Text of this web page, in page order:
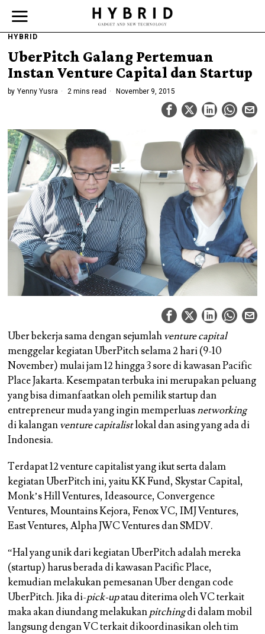
HYBRID
UberPitch Galang Pertemuan
Instan Venture Capital dan Startup
by Yenny Yusra 2 mins read November 9, 2015
Uber bekerja sama dengan sejumlahventure capital
menggelar kegiatan UberPitch selama 2 hari (9-10
November) mulai jam 12 hingga 3 sore di kawasan Pacific
Place Jakarta. Kesempatan terbuka ini merupakan peluang
yang bisa dimanfaatkan oleh pemilik startup dan
entrepreneur muda yang ingin memperluasnetworking
di kalanganventure capitalistlokal dan asing yang ada di
Indonesia.
Terdapat 12 venture capitalist yang ikut serta dalam
kegiatan UberPitch ini, yaitu KK Fund, Skystar Capital,
Monk’s Hill Ventures, Ideasource, Convergence
Ventures, Mountains Kejora, Fenox VC, IMJ Ventures,
East Ventures, Alpha JWC Ventures dan SMDV.
“Hal yang unik dari kegiatan UberPitch adalah mereka
(startup) harus berada di kawasan Pacific Place,
kemudian melakukan pemesanan Uber dengan code
UberPitch. Jika di-pick-upatau diterima oleh VC terkait
maka akan diundang melakukanpitchingdi dalam mobil
langsung dengan VC terkait dikoordinasikan oleh tim